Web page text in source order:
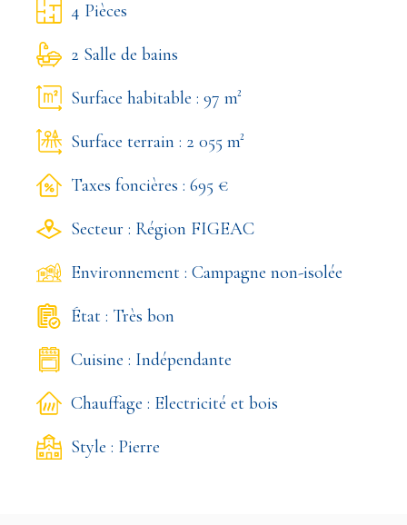
4 Pièces
2 Salle de bains
Surface habitable : 97 m²
Surface terrain : 2 055 m²
Taxes foncières : 695 €
Secteur : Région FIGEAC
Environnement : Campagne non-isolée
État : Très bon
Cuisine : Indépendante
Chauffage : Electricité et bois
Style : Pierre